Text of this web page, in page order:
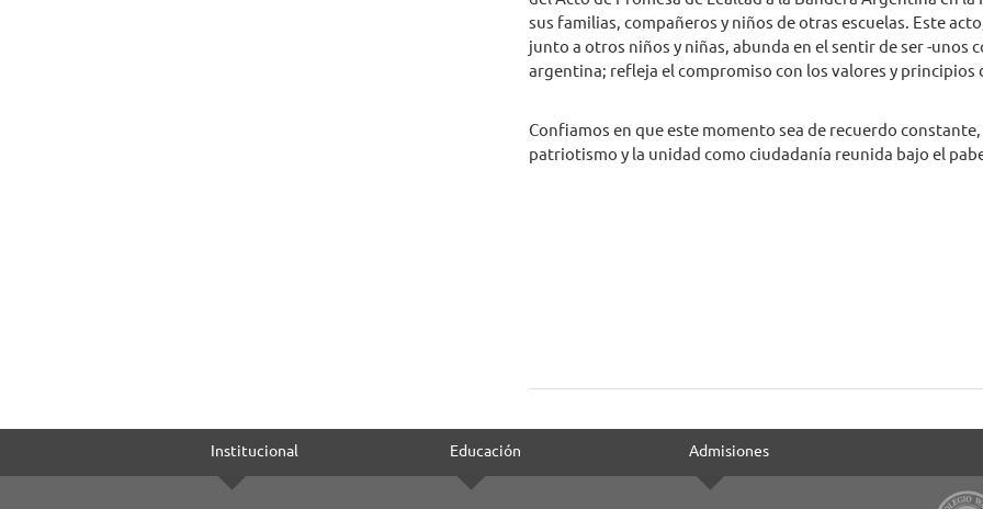
sus familias, compañeros y niños de otras escuelas. Este
junto a otros niños y niñas, abunda en el sentir de ser -unos
argentina; refleja el compromiso con los valores y principios
Confiamos en que este momento sea de recuerdo
patriotismo y la unidad como ciudadanía reunida bajo el
Institucional Educación Admisiones